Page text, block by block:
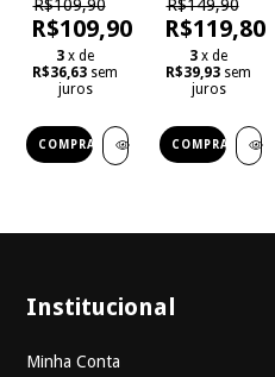
R$109,90
R$109,90
3 x de
R$36,63 sem
juros
COMPRAR
R$149,90
R$119,80
3 x de
R$39,93 sem
juros
COMPRAR
Institucional
Minha Conta